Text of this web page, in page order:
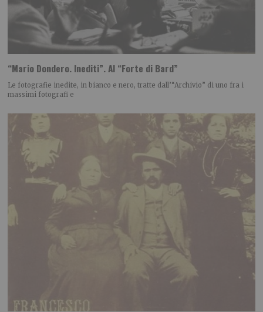
“Mario Dondero. Inediti”. Al “Forte di Bard”
Le fotografie inedite, in bianco e nero, tratte dall’“Archivio” di uno fra i
massimi fotografi e